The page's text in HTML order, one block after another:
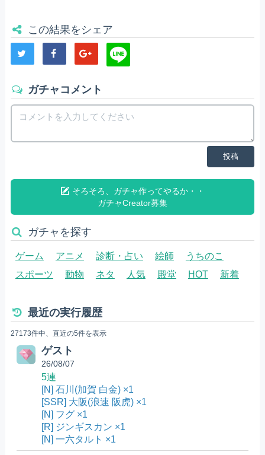
この結果をシェア
ガチャコメント
投稿
そろそろ、ガチャ作ってやるか・・
ガチャCreator募集
ガチャを探す
ゲーム アニメ 診断・占い 絵師
うちのこ
スポーツ
動物 ネタ 人気 殿堂 HOT 新着
最近の実行履歴
27173件中、直近の5件を表示
ゲスト
26/08/07
5連
[N] 石川(加賀 白金) ×1
[SSR] 大阪(浪速 阪虎) ×1
[N] フグ ×1
[R] ジンギスカン ×1
[N] 一六タルト ×1